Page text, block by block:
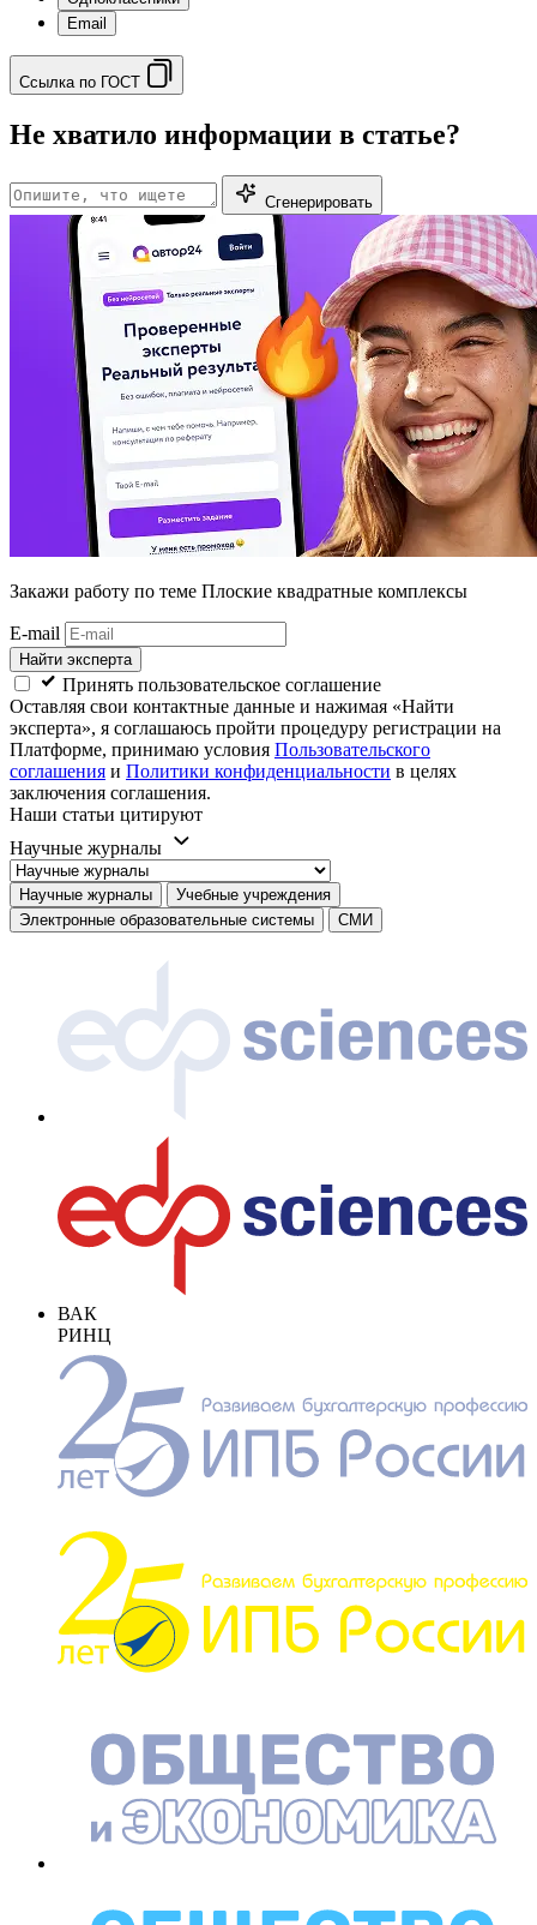
Email
Ссылка по ГОСТ
Не хватило информации в статье?
Сгенерировать
Закажи работу по теме Плоские квадратные комплексы
E-mail
Найти эксперта
Принять пользовательское соглашение
Оставляя свои контактные данные и нажимая «Найти
эксперта», я соглашаюсь пройти процедуру регистрации на
Платформе, принимаю условия Пользовательского
соглашения и Политики конфиденциальности в целях
заключения соглашения.
Наши статьи цитируют
Научные журналы
Научные журналы
Учебные учреждения
Электронные образовательные системы
СМИ
ВАК
РИНЦ